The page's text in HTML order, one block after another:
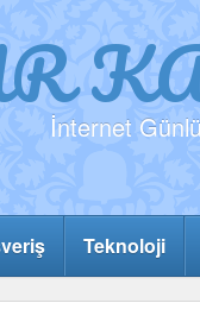
İnternet
Teknoloji